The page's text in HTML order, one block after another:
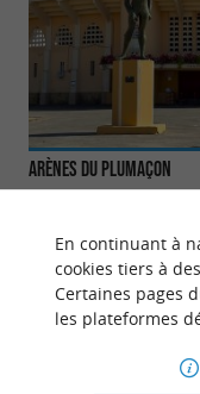
Arènes du Plumaçon
la ville. Elles ont ...
1,4 km - Mont-
En continuant à
cookies tiers à
Certaines pages
les plateformes